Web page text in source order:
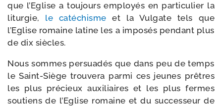
que l’Eglise a tou­jours employés en par­ti­cu­lier la
litur­gie, le caté­chisme et la Vulgate tels que
l’Eglise romaine latine les a impo­sés pen­dant plus
de dix siècles.
Nous sommes per­sua­dés que dans peu de temps
le Saint-​Siège trou­ve­ra par­mi ces jeunes prêtres
les plus pré­cieux auxi­liaires et les plus fermes
sou­tiens de l’Eglise romaine et du suc­ces­seur de